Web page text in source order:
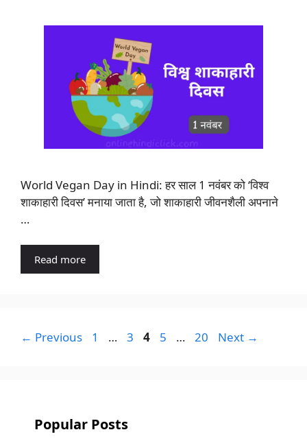
World Vegan Day in Hindi: हर साल 1 नवंबर को ‘विश्व
शाकाहारी दिवस’ मनाया जाता है, जो शाकाहारी जीवनशैली अपनाने
…
Read more
← Previous Page
1 … Page
3 Page
4 Page
5 … Page
20 Next →
Popular Posts